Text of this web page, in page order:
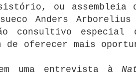
ou
Anders
consultivo especial
de oferecer mais
em uma entrevista à